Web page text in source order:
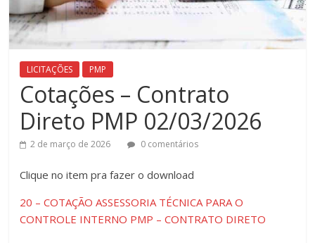
LICITAÇÕES PMP
Cotações – Contrato
Direto PMP 02/03/2026
2 de março de 2026 0 comentários
Clique ​no item pra fazer o download
20 – COTAÇÃO ASSESSORIA TÉCNICA PARA O
CONTROLE INTERNO PMP – CONTRATO DIRETO